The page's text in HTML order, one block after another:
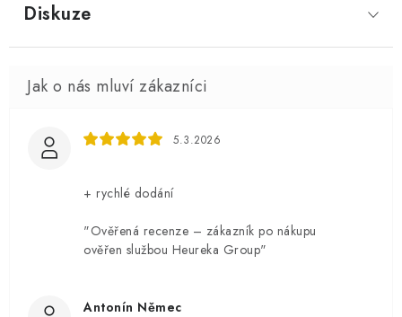
Diskuze
5.3.2026
+ rychlé dodání
"Ověřená recenze – zákazník po nákupu
ověřen službou Heureka Group"
Antonín Němec